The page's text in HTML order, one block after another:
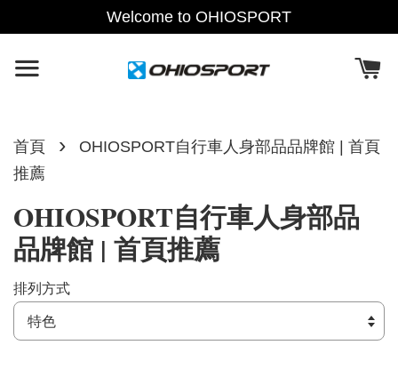
Welcome to OHIOSPORT
首頁 ›
OHIOSPORT自行車人身部品品牌館 | 首頁
推薦
OHIOSPORT自行車人身部品
品牌館 | 首頁推薦
排列方式